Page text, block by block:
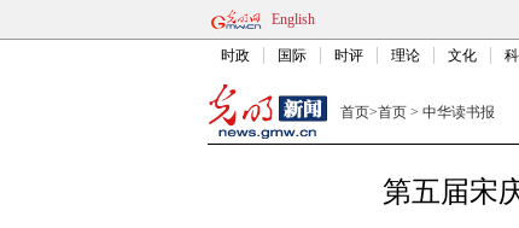
English
时政 国际 时评 理论 文化
首页>首页 > 中华读书报
第五届宋